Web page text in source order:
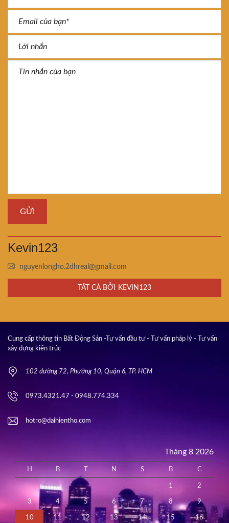
Kevin123
nguyenlongho.2dhreal@gmail.com
TẤT CẢ BỞI KEVIN123
Cung cấp thông tin Bất Động Sản -Tư vấn đầu tư - Tư vấn pháp lý - Tư vấn
xây dựng kiến trúc
102 đường 72, Phường 10, Quận 6, TP. HCM
0973.4321.47 - 0948.774.334
hotro@daihientho.com
Tháng 8 2026
H B N S B C
1 2
3 4 5 6 7 8 9
10 11 12 13 14 15 16